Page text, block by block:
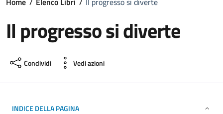
Il progresso si diverte
Condividi Vedi azioni
INDICE DELLA PAGINA